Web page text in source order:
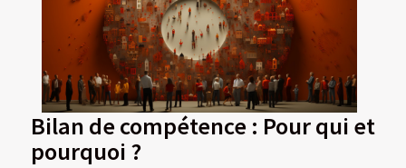
Bilan de compétence : Pour qui et
pourquoi ?